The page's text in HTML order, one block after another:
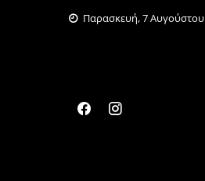
Παρασκευή, 7 Αυγούστου